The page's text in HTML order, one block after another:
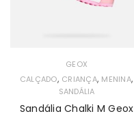
GEOX
CALÇADO, CRIANÇA, MENINA,
SANDÁLIA
Sandália Chalki M Geox